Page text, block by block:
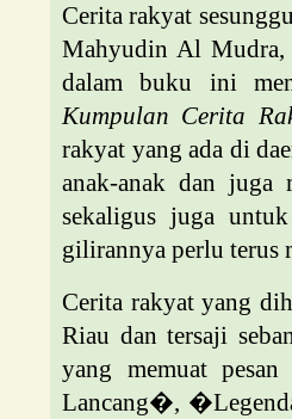
Cerita rakyat
Mahyudin Al Mudra,
dalam buku ini
Kumpulan Cerita
rakyat yang ada di
anak-anak dan juga
sekaligus juga
gilirannya perlu terus
Cerita rakyat yang
Riau dan tersaji
yang memuat
Lancang�,